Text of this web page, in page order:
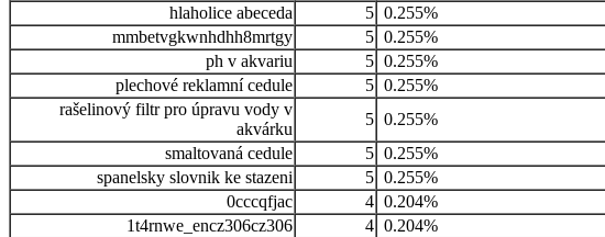
hlaholice abeceda
5 0.255%
mmbetvgkwnhdhh8mrtgy
5 0.255%
ph v akvariu
5 0.255%
plechové reklamní cedule
5 0.255%
rašelinový filtr pro úpravu vody v
akvárku
5 0.255%
smaltovaná cedule
5 0.255%
spanelsky slovnik ke stazeni
5 0.255%
0cccqfjac
4 0.204%
1t4rnwe_encz306cz306
4 0.204%